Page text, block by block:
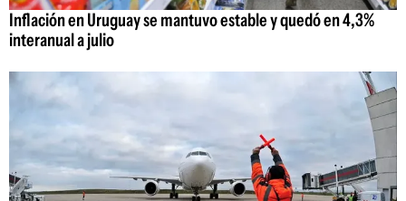
Inflación en Uruguay se mantuvo estable y quedó en 4,3%
interanual a julio